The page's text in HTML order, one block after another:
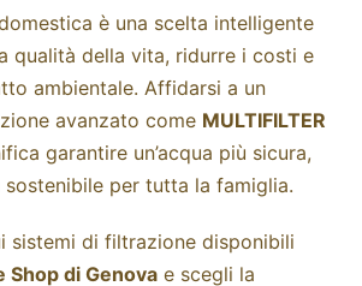
è una scelta intelligente
qualità della vita, ridurre i costi e
ambientale. Affidarsi a un
avanzato come MULTIFILTER
garantire un’acqua più sicura,
sostenibile per tutta la famiglia.
sistemi di filtrazione disponibili
Shop di Genovae scegli la